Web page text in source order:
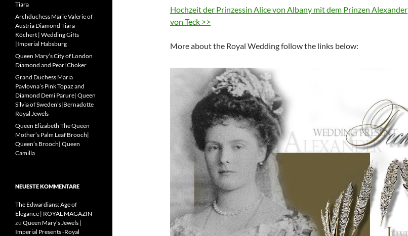
Hochzeit der Prinzessin Alice von Albany mit dem Prinzen Alexander
von Teck >>
More about the Royal Wedding follow the links below:
Tiara
Archduchess Marie Valerie of
Austria Diamond Tiara
Köchert | Wedding Gifts
|Imperial Habsburg
Queen Mary’s City of London
Diamond and Pearl Choker
Grand Duchess Maria
Pavlovna’s Pink Topaz and
Diamond Demi Parure| Queen
Silvia of Sweden’s|Bernadotte
Royal Jewels
Queen Elizabeth The Queen
Mother’s Palm Leaf Brooch|
Queen’s Brooch| Queen
Camilla
NEUESTE KOMMENTARE
The Edwardians: Age of
Elegance | ROYAL MAGAZIN
zu Queen Mary’s Jewels |
Imperial Presents -Royal